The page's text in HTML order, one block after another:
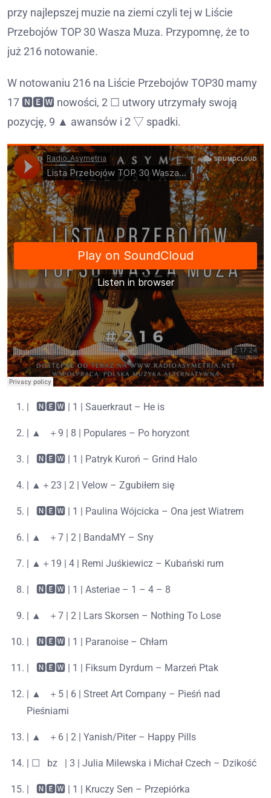
przy najlepszej muzie na ziemi czyli tej w Liście
Przebojów TOP 30 Wasza Muza. Przypomnę, że to
już 216 notowanie.
W notowaniu 216 na Liście Przebojów TOP30 mamy
17 🅽🅴🆆 nowości, 2 ☐ utwory utrzymały swoją
pozycję, 9 ▲ awansów i 2 ▽ spadki.
|⠀🅽🅴🆆 | 1 | Sauerkraut – He is
| ▲⠀＋9 | 8 | Populares – Po horyzont
|⠀🅽🅴🆆 | 1 | Patryk Kuroń – Grind Halo
| ▲＋23 | 2 | Velow – Zgubiłem się
|⠀🅽🅴🆆 | 1 | Paulina Wójcicka – Ona jest Wiatrem
| ▲⠀＋7 | 2 | BandaMY – Sny
| ▲＋19 | 4 | Remi Juśkiewicz – Kubański rum
|⠀🅽🅴🆆 | 1 | Asteriae – 1 – 4 – 8
| ▲⠀＋7 | 2 | Lars Skorsen – Nothing To Lose
|⠀🅽🅴🆆 | 1 | Paranoise – Chłam
|⠀🅽🅴🆆 | 1 | Fiksum Dyrdum – Marzeń Ptak
| ▲⠀＋5 | 6 | Street Art Company – Pieśń nad
Pieśniami
| ▲⠀＋6 | 2 | Yanish/Piter – Happy Pills
| ☐⠀bz⠀| 3 | Julia Milewska i Michał Czech – Dzikość
|⠀🅽🅴🆆 | 1 | Kruczy Sen – Przepiórka